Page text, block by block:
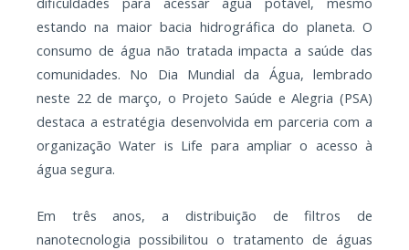
estando na maior bacia hidrográfica do planeta. O
consumo de água não tratada impacta a saúde das
comunidades. No Dia Mundial da Água, lembrado
neste 22 de março, o Projeto Saúde e Alegria (PSA)
destaca a estratégia desenvolvida em parceria com a
organização Water is Life para ampliar o acesso à
água segura.
Em três anos, a distribuição de filtros de
nanotecnologia possibilitou o tratamento de águas